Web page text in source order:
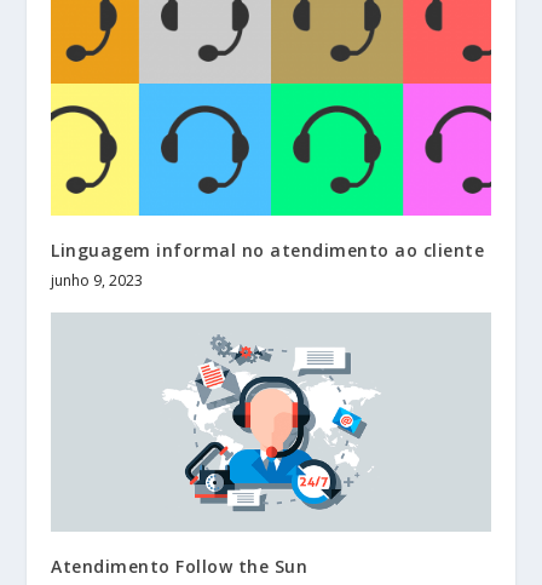
Linguagem informal no atendimento ao cliente
junho 9, 2023
Atendimento Follow the Sun